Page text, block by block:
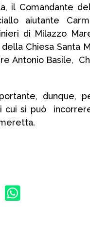
il Comandante
aiutante
di Milazzo
Chiesa Santa
Antonio Basile,
dunque,
si può